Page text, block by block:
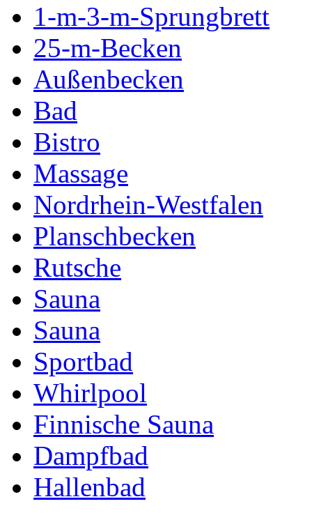
1-m-3-m-Sprungbrett
25-m-Becken
Außenbecken
Bad
Bistro
Massage
Nordrhein-Westfalen
Planschbecken
Rutsche
Sauna
Sauna
Sportbad
Whirlpool
Finnische Sauna
Dampfbad
Hallenbad